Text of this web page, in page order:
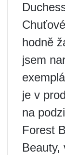
hodně
jsem
je v
na
Forest
Beauty,